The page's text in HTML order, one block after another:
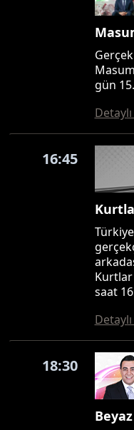
gün
16:45
saat
18:30